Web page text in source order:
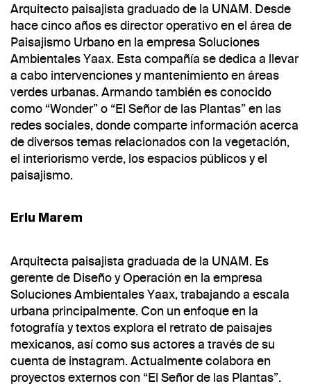
Arquitecto paisajista graduado de la UNAM. Desde
hace cinco años es director operativo en el área de
Paisajismo Urbano en la empresa Soluciones
Ambientales Yaax. Esta compañía se dedica a llevar
a cabo intervenciones y mantenimiento en áreas
verdes urbanas. Armando también es conocido
como “Wonder” o “El Señor de las Plantas” en las
redes sociales, donde comparte información acerca
de diversos temas relacionados con la vegetación,
el interiorismo verde, los espacios públicos y el
paisajismo.
Erlu Marem
Arquitecta paisajista graduada de la UNAM. Es
gerente de Diseño y Operación en la empresa
Soluciones Ambientales Yaax, trabajando a escala
urbana principalmente. Con un enfoque en la
fotografía y textos explora el retrato de paisajes
mexicanos, así como sus actores a través de su
cuenta de instagram. Actualmente colabora en
proyectos externos con “El Señor de las Plantas”.